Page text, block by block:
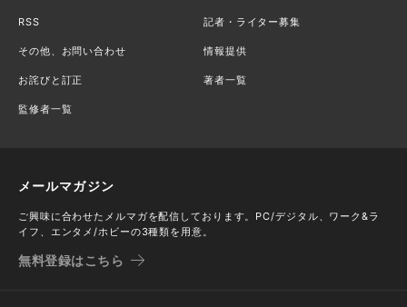
RSS 記者・ライター募集
その他、お問い合わせ 情報提供
お詫びと訂正 著者一覧
監修者一覧
メールマガジン
ご興味に合わせたメルマガを配信しております。PC/デジタル、ワーク&ラ
イフ、エンタメ/ホビーの3種類を用意。
無料登録はこちら